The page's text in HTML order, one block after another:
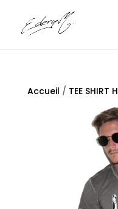
Accueil / TEE SHIRT H